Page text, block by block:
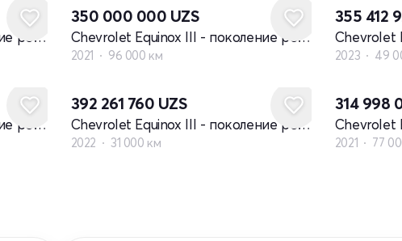
Chevrolet Equinox III - поколение рестайлинг
350 000 000 UZS
Chevrolet Equinox III - поколение рестайлинг
2021 96 000 км
355 412
2023 49
Chevrolet Equinox III - поколение рестайлинг
392 261 760 UZS
Chevrolet Equinox III - поколение рестайлинг
2022 31 000 км
314 998
2021 77